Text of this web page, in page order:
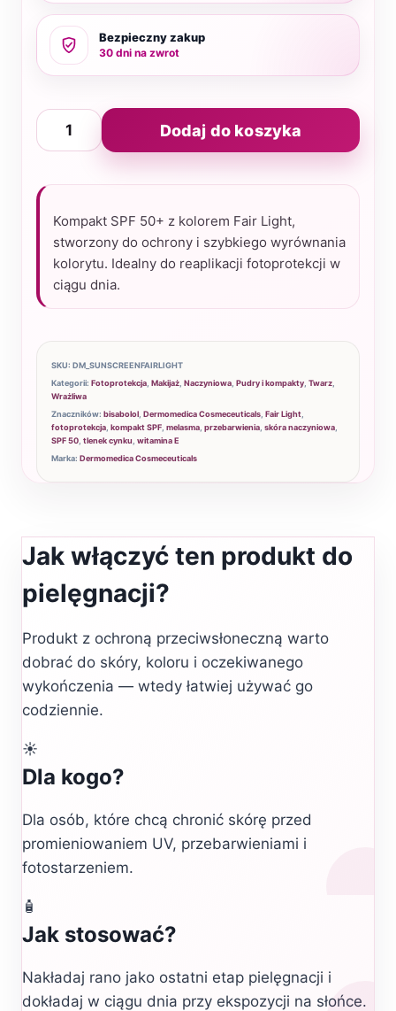
Kompakt SPF 50+ z kolorem Fair Light,
stworzony do ochrony i szybkiego wyrównania
kolorytu. Idealny do reaplikacji fotoprotekcji w
ciągu dnia.
ilość
Kompakt
SPF
Fair
Light
Sunscreen
Perfect
SPF
50+
Dodaj do koszyka
Bezpieczny zakup
30 dni na zwrot
SKU: DM_SUNSCREENFAIRLIGHT
Kategorii: Fotoprotekcja Makijaż Naczyniowa Pudry i kompakty Twarz
Wrażliwa
Znaczników: bisabolol Dermomedica Cosmeceuticals Fair Light
fotoprotekcja kompakt SPF melasma przebarwienia skóra naczyniowa
SPF 50 tlenek cynku witamina E
Marka: Dermomedica Cosmeceuticals
Jak włączyć ten produkt do
pielęgnacji?
Produkt z ochroną przeciwsłoneczną warto
dobrać do skóry, koloru i oczekiwanego
wykończenia — wtedy łatwiej używać go
codziennie.
☀️
Dla kogo?
Dla osób, które chcą chronić skórę przed
promieniowaniem UV, przebarwieniami i
fotostarzeniem.
🧴
Jak stosować?
Nakładaj rano jako ostatni etap pielęgnacji i
dokładaj w ciągu dnia przy ekspozycji na słońce.